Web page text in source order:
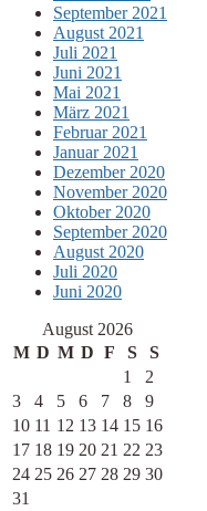
September 2021
August 2021
Juli 2021
Juni 2021
Mai 2021
März 2021
Februar 2021
Januar 2021
Dezember 2020
November 2020
Oktober 2020
September 2020
August 2020
Juli 2020
Juni 2020
August 2026
M D M D F S
S
1
2
3
4 5 6 7 8
9
10 11 12 13 14 15 16
17 18 19 20 21 22 23
24 25 26 27 28 29 30
31